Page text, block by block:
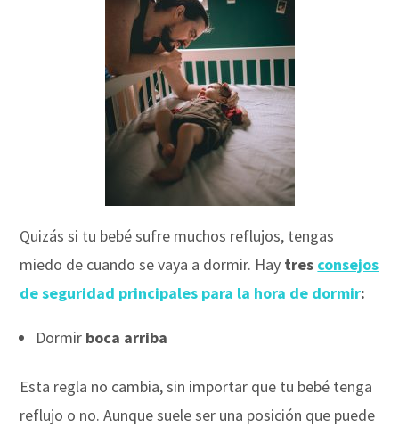
Quizás si tu bebé sufre muchos reflujos, tengas
miedo de cuando se vaya a dormir. Hay tres consejos
de seguridad principales para la hora de dormir:
Dormir boca arriba
Esta regla no cambia, sin importar que tu bebé tenga
reflujo o no. Aunque suele ser una posición que puede